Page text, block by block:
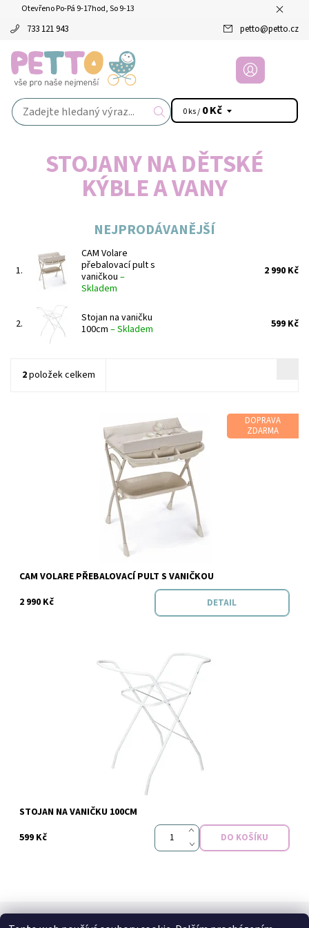
Otevřeno Po-Pá 9-17hod, So 9-13
733 121 943 petto@petto.cz
0 ks / 0 Kč
STOJANY NA DĚTSKÉ
KÝBLE A VANY
NEJPRODÁVANĚJŠÍ
1.
CAM Volare
přebalovací pult s
vaničkou –
Skladem
2 990 Kč
2.
Stojan na vaničku
100cm –Skladem 599 Kč
2položek celkem
DOPRAVA
ZDARMA
Skladem
CAM VOLARE PŘEBALOVACÍ PULT S VANIČKOU
2 990 Kč
DETAIL
Skladem
STOJAN NA VANIČKU 100CM
599 Kč